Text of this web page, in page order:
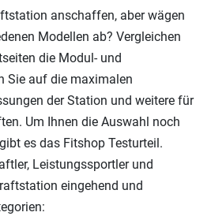
anschaffen, aber wägen
Modellen ab? Vergleichen
die Modul- und
Sie auf die maximalen
der Station und weitere für
Um Ihnen die Auswahl noch
es das Fitshop Testurteil.
Leistungssportler und
eingehend und